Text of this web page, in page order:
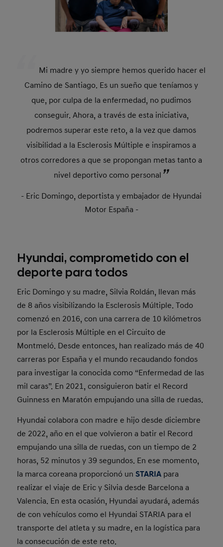
Mi madre y yo siempre hemos querido hacer el
Camino de Santiago. Es un sueño que teníamos y
que, por culpa de la enfermedad, no pudimos
conseguir. Ahora, a través de esta iniciativa,
podremos superar este reto, a la vez que damos
visibilidad a la Esclerosis Múltiple e inspiramos a
otros corredores a que se propongan metas tanto a
nivel deportivo como personal
- Eric Domingo, deportista y embajador de Hyundai
Motor España -
Hyundai, comprometido con el
deporte para todos
Eric Domingo y su madre, Silvia Roldán, llevan más
de 8 años visibilizando la Esclerosis Múltiple. Todo
comenzó en 2016, con una carrera de 10 kilómetros
por la Esclerosis Múltiple en el Circuito de
Montmeló. Desde entonces, han realizado más de 40
carreras por España y el mundo recaudando fondos
para investigar la conocida como “Enfermedad de las
mil caras”. En 2021, consiguieron batir el Record
Guinness en Maratón empujando una silla de ruedas.
Hyundai colabora con madre e hijo desde diciembre
de 2022, año en el que volvieron a batir el Record
empujando una silla de ruedas, con un tiempo de 2
horas, 52 minutos y 39 segundos. En ese momento,
la marca coreana proporcionó unSTARIA para
realizar el viaje de Eric y Silvia desde Barcelona a
Valencia. En esta ocasión, Hyundai ayudará, además
de con vehículos como el Hyundai STARIA para el
transporte del atleta y su madre, en la logística para
la consecución de este reto.